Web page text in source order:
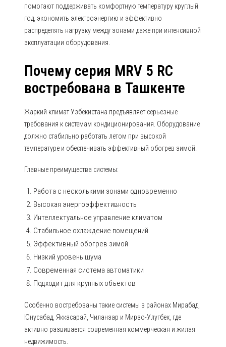
помогают поддерживать комфортную температуру круглый
год, экономить электроэнергию и эффективно
распределять нагрузку между зонами даже при интенсивной
эксплуатации оборудования.
Почему серия MRV 5 RC
востребована в Ташкенте
Жаркий климат Узбекистана предъявляет серьёзные
требования к системам кондиционирования. Оборудование
должно стабильно работать летом при высокой
температуре и обеспечивать эффективный обогрев зимой.
Главные преимущества системы:
Работа с несколькими зонами одновременно
Высокая энергоэффективность
Интеллектуальное управление климатом
Стабильное охлаждение помещений
Эффективный обогрев зимой
Низкий уровень шума
Современная система автоматики
Подходит для крупных объектов
Особенно востребованы такие системы в районах Мирабад,
Юнусабад, Яккасарай, Чиланзар и Мирзо-Улугбек, где
активно развивается современная коммерческая и жилая
недвижимость.